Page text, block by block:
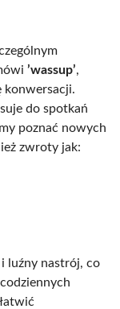
’wassup’,
konwersacji.
do spotkań
poznać nowych
zwroty jak:
luźny nastrój, co